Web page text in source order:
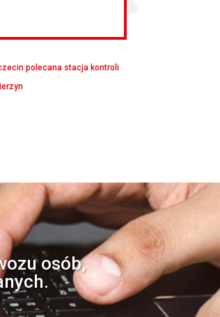
polecana stacja kontroli
osób,